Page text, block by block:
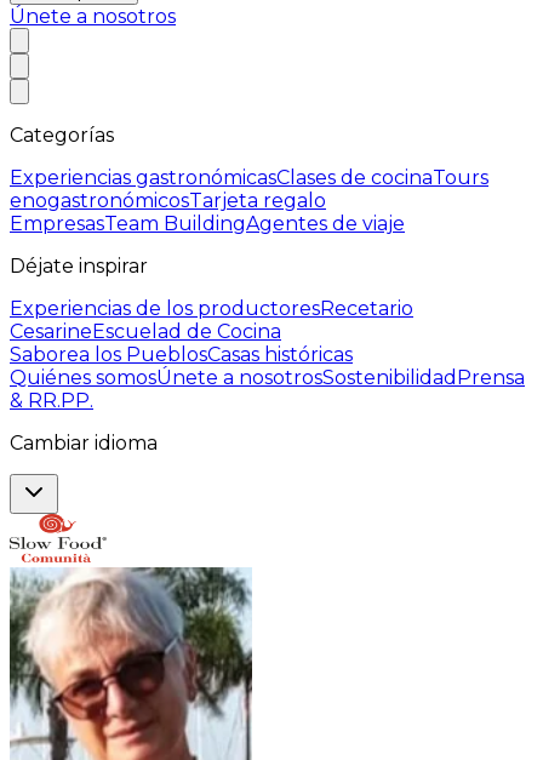
Únete a nosotros
Categorías
Experiencias gastronómicasClases de cocinaTours
enogastronómicosTarjeta regalo
EmpresasTeam BuildingAgentes de viaje
Déjate inspirar
Experiencias de los productoresRecetario
CesarineEscuelad de Cocina
Saborea los PueblosCasas históricas
Quiénes somosÚnete a nosotrosSostenibilidad Prensa
& RR.PP.
Cambiar idioma